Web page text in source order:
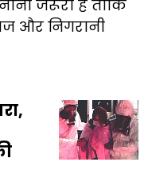
जरूरी है ताकि
और निगरानी